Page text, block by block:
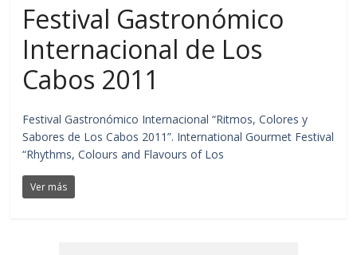
Festival Gastronómico
Internacional de Los
Cabos 2011
Festival Gastronómico Internacional “Ritmos, Colores y
Sabores de Los Cabos 2011”. International Gourmet Festival
“Rhythms, Colours and Flavours of Los
Ver más